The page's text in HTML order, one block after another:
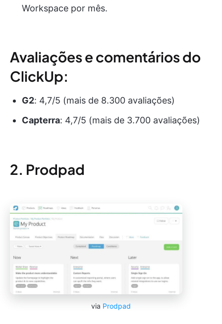
Workspace por mês.
Avaliações e comentários do
ClickUp:
G2: 4,7/5 (mais de 8.300 avaliações)
Capterra: 4,7/5 (mais de 3.700 avaliações)
2. Prodpad
via Prodpad